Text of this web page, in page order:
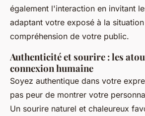
également l'interaction en invitant
adaptant votre exposé à la
compréhension de votre public.
Authenticité et sourire : les
connexion humaine
Soyez authentique dans votre
pas peur de montrer votre
Un sourire naturel et chaleureux